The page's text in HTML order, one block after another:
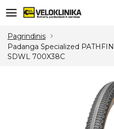
Pagrindinis
Padanga Specialized
SDWL 700X38C